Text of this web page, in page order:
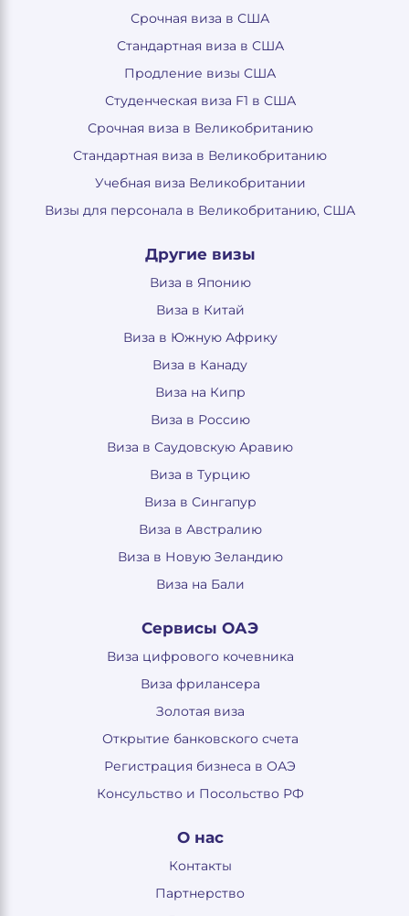
Срочная виза в США
Стандартная виза в США
Продление визы США
Студенческая виза F1 в США
Срочная виза в Великобританию
Стандартная виза в Великобританию
Учебная виза Великобритании
Визы для персонала в Великобританию, США
Другие визы
Виза в Японию
Виза в Китай
Виза в Южную Африку
Виза в Канаду
Виза на Кипр
Виза в Россию
Виза в Саудовскую Аравию
Виза в Турцию
Виза в Сингапур
Виза в Австралию
Виза в Новую Зеландию
Виза на Бали
Сервисы ОАЭ
Виза цифрового кочевника
Виза фрилансера
Золотая виза
Открытие банковского счета
Регистрация бизнеса в ОАЭ
Консульство и Посольство РФ
О нас
Контакты
Партнерство